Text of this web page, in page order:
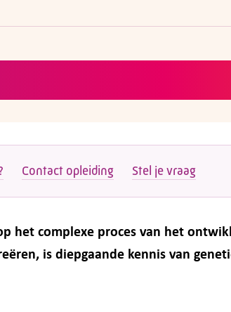
Contact opleiding Stel je vraag
het complexe proces van het
is diepgaande kennis van